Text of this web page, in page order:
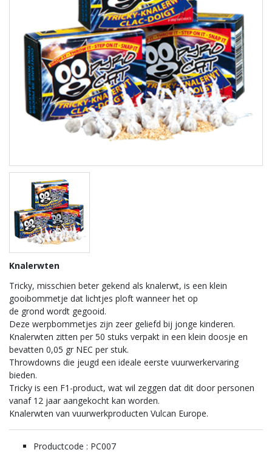
Knalerwten
Tricky, misschien beter gekend als knalerwt, is een klein
gooibommetje dat lichtjes ploft wanneer het op
de grond wordt gegooid.
Deze werpbommetjes zijn zeer geliefd bij jonge kinderen.
Knalerwten zitten per 50 stuks verpakt in een klein doosje en
bevatten 0,05 gr NEC per stuk.
Throwdowns die jeugd een ideale eerste vuurwerkervaring
bieden.
Tricky is een F1-product, wat wil zeggen dat dit door personen
vanaf 12 jaar aangekocht kan worden.
Knalerwten van vuurwerkproducten Vulcan Europe.
Productcode : PC007